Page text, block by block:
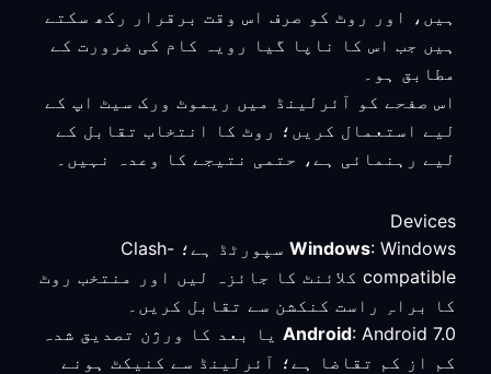
ہیں، اور روٹ کو صرف اس وقت برقرار رکھ سکتے
ہیں جب اس کا ناپا گیا رویہ کام کی ضرورت کے
مطابق ہو۔
اس صفحے کو آئرلینڈ میں ریموٹ ورک سیٹ اپ کے
لیے استعمال کریں؛ روٹ کا انتخاب تقابل کے
لیے رہنمائی ہے، حتمی نتیجے کا وعدہ نہیں۔
Devices
Windows
: Windows سپورٹڈ ہے؛ Clash-
compatible کلائنٹ کا جائزہ لیں اور منتخب روٹ
کا براہِ راست کنکشن سے تقابل کریں۔
Android : Android 7.0 یا بعد کا ورژن تصدیق شدہ
کم از کم تقاضا ہے؛ آئرلینڈ سے کنیکٹ ہونے